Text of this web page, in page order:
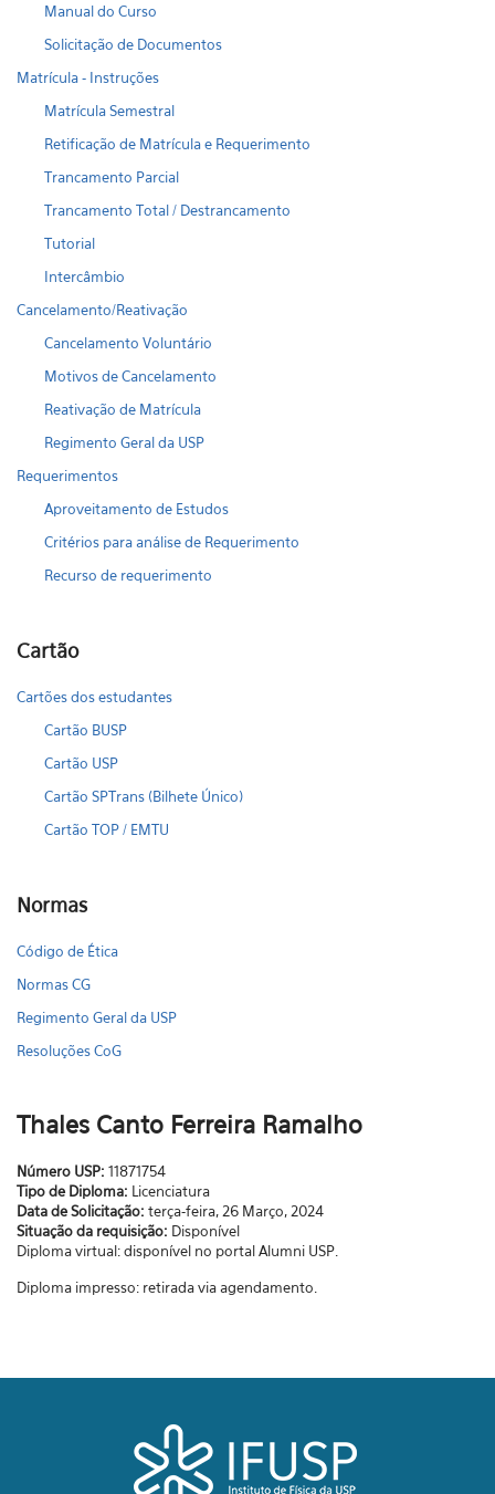
Manual do Curso
Solicitação de Documentos
Matrícula - Instruções
Matrícula Semestral
Retificação de Matrícula e Requerimento
Trancamento Parcial
Trancamento Total / Destrancamento
Tutorial
Intercâmbio
Cancelamento/Reativação
Cancelamento Voluntário
Motivos de Cancelamento
Reativação de Matrícula
Regimento Geral da USP
Requerimentos
Aproveitamento de Estudos
Critérios para análise de Requerimento
Recurso de requerimento
Cartão
Cartões dos estudantes
Cartão BUSP
Cartão USP
Cartão SPTrans (Bilhete Único)
Cartão TOP / EMTU
Normas
Código de Ética
Normas CG
Regimento Geral da USP
Resoluções CoG
Thales Canto Ferreira Ramalho
Número USP: 11871754
Tipo de Diploma: Licenciatura
Data de Solicitação: terça-feira, 26 Março, 2024
Situação da requisição: Disponível
Diploma virtual: disponível no portal Alumni USP.
Diploma impresso: retirada via agendamento.